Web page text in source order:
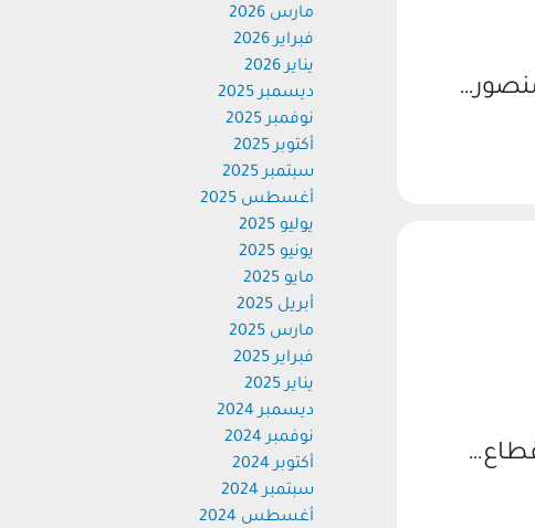
مارس 2026
فبراير 2026
يناير 2026
ديسمبر 2025
نوفمبر 2025
أكتوبر 2025
سبتمبر 2025
أغسطس 2025
يوليو 2025
يونيو 2025
مايو 2025
أبريل 2025
مارس 2025
فبراير 2025
يناير 2025
ديسمبر 2024
نوفمبر 2024
أكتوبر 2024
سبتمبر 2024
أغسطس 2024